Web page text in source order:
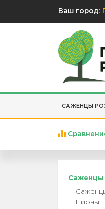
Ваш город:
САЖЕНЦЫ
Саженцы
Пионы